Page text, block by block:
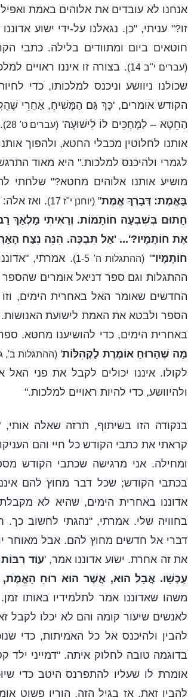
אנחנו לא עובדים את אלוהים באמת
זו?" עניתי, "כן. נגאלנו על-ידי ישוע
חוטאים ביום ומתוודים בלילה. כתבי
(עברים י"ב 14)
. בצורה זו איננו ראויים
שכולנו ניוושע וניכנס למלכותו, כדי
הקודש אומרים, 'כָּךְ גַּם הַמָּשִׁיחַ, אַחֲרֵי
הַחֵטְא – לַמְחַכִּים לוֹ לִישׁוּעָה' (עברים ט' 28)
אותנו לחלוטין מכבלי החטא, ולהפוך
לגמרי ולהיכנס למלכות." היא מאוד
מושיע אותנו אלוהים מחטא?" שלחתי
בָּאֱמֶת: דְּבָרְךָ אֱמֶת"(יוחנן י"ז 17) . ואז אלה:
חָתוּם בְּשִׁבְעָה חוֹתָמוֹת. וְרָאִיתִי מַלְאַךְ
אֶת חוֹתָמָיו?'... 'אַל תִּבְכֶּה. הִנֵּה נִצַּח
חוֹתָמָיו'" (ההתגלות ה' 1-5)
. אמרתי,
ההתגלות וגם ספר דניאל אומרים
החדשים שאומר האל באחרית הימים,
הספר ולבטא את האמת לישועת האנושות.
באחרית הימים, כדי להושיענו מחטא.
מַה שֶּׁהָרוּחַ אוֹמֶרֶת לַקְּהִלּוֹת' (ההתגלות ב',
לקולו. איננו יכולים לקבל את פני
ולהיוושע, כדי להיות ראויים למלכות."
בנקודה הזו בשיתוף, תרזה שאלה
קראתי את כתבי הקודש כל חיי והם
ומחילה. אני מרגישה שכתבי הקודש
בכתבי הקודש; שכל דבר מחוץ להם
אדוננו באחרית הימים, שהיא לא
בחוויה שלי. אמרתי, "נהגתי לחשוב
דברי אל חדשים מחוץ להם. אבל מאוחר
את זה אחרת. ישוע אדוננו אמר, 'עוֹד
עַכְשָׁו. אֲבָל הוּא, אֲשֶׁר הוּא רוּחַ
משהו שאדוננו אמר לתלמידיו באותו
לאנשים שיעור קומה והם לא יכלו לקבל
להבין ולהיכנס אל כל האמיתות, כדי
בדוגמה טובה לחלוק איתה. "דמייני ילד
אומרת לו שעליו להתפרנס היטב כדי
להבין זאת, אז בגיל הזה, הוריו פשוט